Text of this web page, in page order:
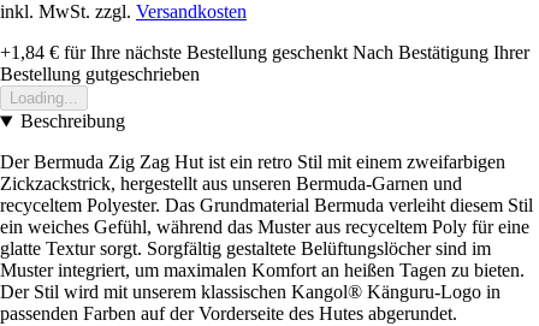
inkl. MwSt. zzgl. Versandkosten
+1,84 € für Ihre nächste Bestellung geschenkt Nach Bestätigung Ihrer
Bestellung gutgeschrieben
Loading...
Beschreibung
Der Bermuda Zig Zag Hut ist ein retro Stil mit einem zweifarbigen
Zickzackstrick, hergestellt aus unseren Bermuda-Garnen und
recyceltem Polyester. Das Grundmaterial Bermuda verleiht diesem Stil
ein weiches Gefühl, während das Muster aus recyceltem Poly für eine
glatte Textur sorgt. Sorgfältig gestaltete Belüftungslöcher sind im
Muster integriert, um maximalen Komfort an heißen Tagen zu bieten.
Der Stil wird mit unserem klassischen Kangol® Känguru-Logo in
passenden Farben auf der Vorderseite des Hutes abgerundet.